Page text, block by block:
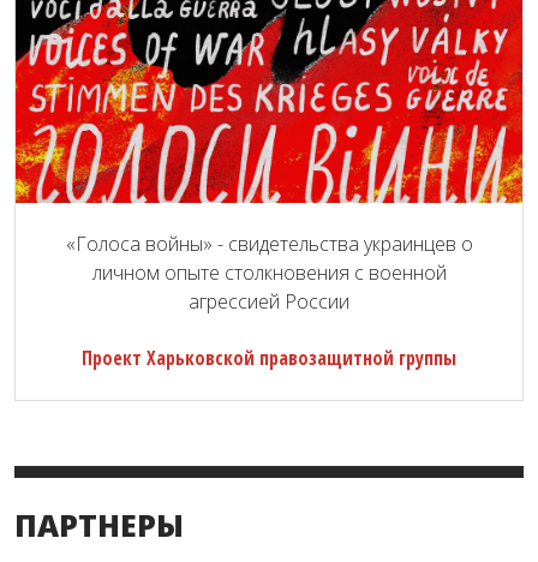
«Голоса войны» - свидетельства украинцев о
личном опыте столкновения с военной
агрессией России
Проект Харьковской правозащитной группы
ПАРТНЕРЫ